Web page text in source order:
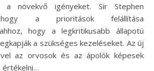
a növekvő igényeket. Sir Stephen
hogy a prioritások felállítása
hogy a legkritikusabb állapotú
a szükséges kezeléseket. Az új
az orvosok és az ápolók képesek
értékelni…